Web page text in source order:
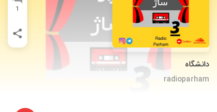
1
دانشگاه
radioparham